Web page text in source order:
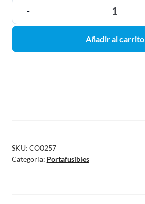
-
Añadir al carrito
SKU: CO0257
Categoría: Portafusibles